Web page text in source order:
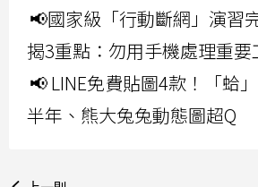
📢國家級「行動斷網」演習
揭3重點：勿用手機處理重要
📢 LINE免費貼圖4款！「蛤
半年、熊大兔兔動態圖超Q